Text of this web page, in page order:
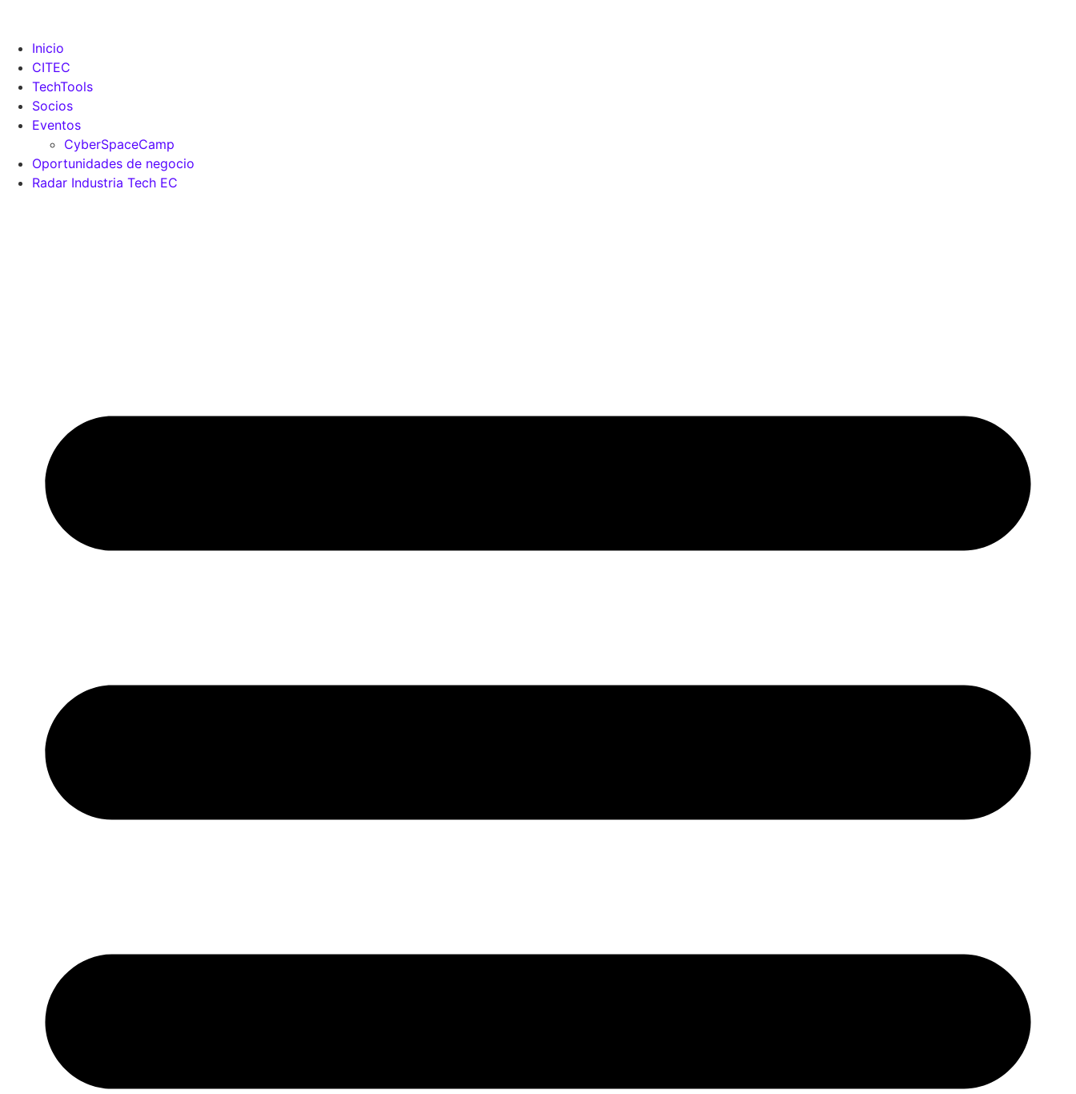
Inicio
CITEC
TechTools
Socios
Eventos
CyberSpaceCamp
Oportunidades de negocio
Radar Industria Tech EC